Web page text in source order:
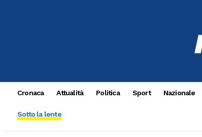
Cronaca Attualità Politica Sport Nazionale
Sotto la lente